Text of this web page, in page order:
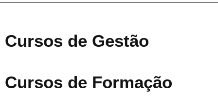
Cursos de Gestão
Cursos de Formação